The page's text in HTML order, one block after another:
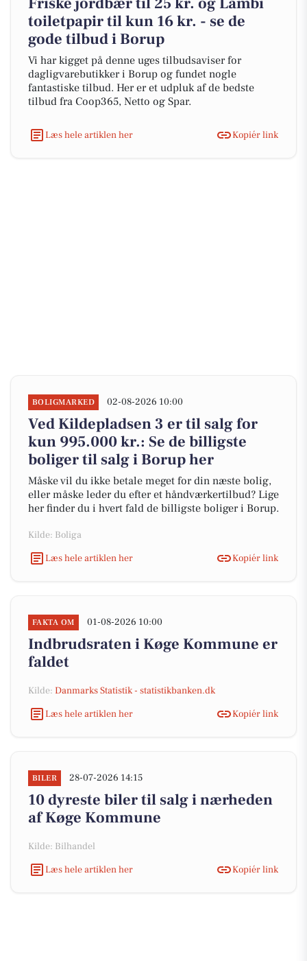
toiletpapir til kun 16 kr. - se de
gode tilbud i Borup
Vi har kigget på denne uges tilbudsaviser for
dagligvarebutikker i Borup og fundet nogle
fantastiske tilbud. Her er et udpluk af de bedste
tilbud fra Coop365, Netto og Spar.
Læs hele artiklen her Kopiér link
BOLIGMARKED 02-08-2026 10:00
Ved Kildepladsen 3 er til salg for
kun 995.000 kr.: Se de billigste
boliger til salg i Borup her
Måske vil du ikke betale meget for din næste bolig,
eller måske leder du efter et håndværkertilbud? Lige
her finder du i hvert fald de billigste boliger i Borup.
Kilde: Boliga
Læs hele artiklen her
Kopiér link
FAKTA OM 01-08-2026 10:00
Indbrudsraten i Køge Kommune er
faldet
Kilde: Danmarks Statistik - statistikbanken.dk
Læs hele artiklen her
Kopiér link
BILER 28-07-2026 14:15
10 dyreste biler til salg i nærheden
af Køge Kommune
Kilde: Bilhandel
Læs hele artiklen her
Kopiér link